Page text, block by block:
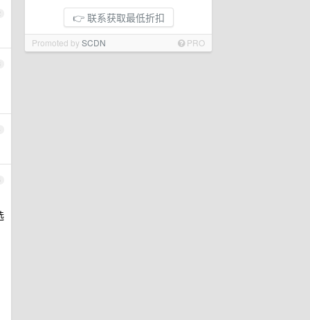
👉 联系获取最低折扣
Promoted bySCDN PRO